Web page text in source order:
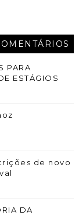
PARA
ESTÁGIOS
de novo
DA